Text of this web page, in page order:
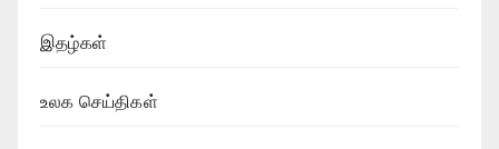
இதழ்கள்
உலக செய்திகள்